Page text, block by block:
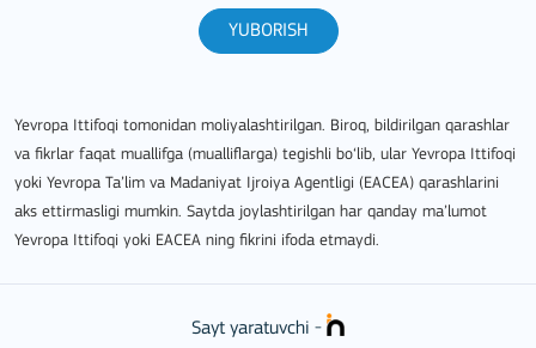
YUBORISH
Yevropa Ittifoqi tomonidan moliyalashtirilgan. Biroq, bildirilgan qarashlar
va fikrlar faqat muallifga (mualliflarga) tegishli bo‘lib, ular Yevropa Ittifoqi
yoki Yevropa Ta’lim va Madaniyat Ijroiya Agentligi (EACEA) qarashlarini
aks ettirmasligi mumkin. Saytda joylashtirilgan har qanday ma’lumot
Yevropa Ittifoqi yoki EACEA ning fikrini ifoda etmaydi.
Sayt yaratuvchi -